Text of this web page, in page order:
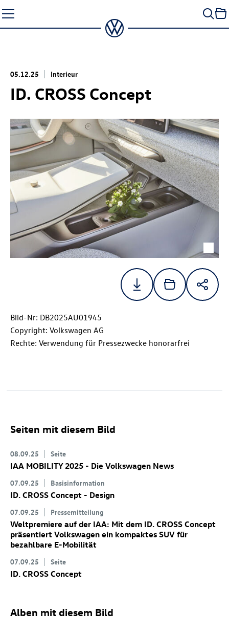
Seiteninhalt
springen
05.12.25 Interieur
ID. CROSS Concept
Bild-Nr: DB2025AU01945
Copyright: Volkswagen AG
Rechte: Verwendung für Pressezwecke honorarfrei
Seiten mit diesem Bild
08.09.25 Seite
IAA MOBILITY 2025 - Die Volkswagen News
07.09.25 Basisinformation
ID. CROSS Concept - Design
07.09.25 Pressemitteilung
Weltpremiere auf der IAA: Mit dem ID. CROSS Concept
präsentiert Volkswagen ein kompaktes SUV für
bezahlbare E-Mobilität
07.09.25 Seite
ID. CROSS Concept
Alben mit diesem Bild